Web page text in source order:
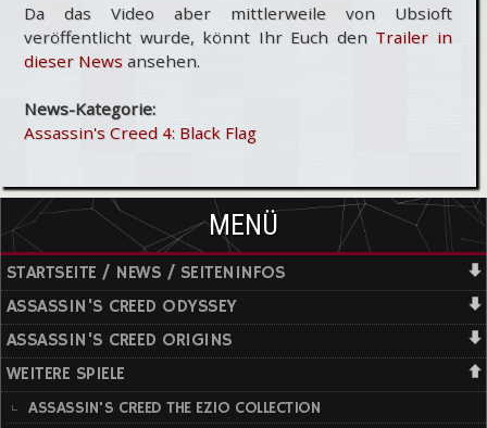
Da das Video aber mittlerweile von Ubsioft
veröffentlicht wurde, könnt Ihr Euch den Trailer in
dieser News ansehen.
News-Kategorie:
Assassin's Creed 4: Black Flag
MENÜ
STARTSEITE / NEWS / SEITENINFOS
ASSASSIN'S CREED ODYSSEY
ASSASSIN'S CREED ORIGINS
WEITERE SPIELE
ASSASSIN'S CREED THE EZIO COLLECTION